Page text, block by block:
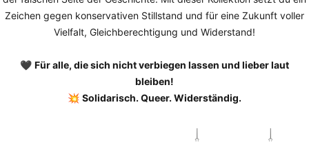
Zeichen gegen konservativen Stillstand und für eine Zukunft voller
Vielfalt, Gleichberechtigung und Widerstand!
🖤 Für alle, die sich nicht verbiegen lassen und lieber laut
bleiben!
💥 Solidarisch. Queer. Widerständig.